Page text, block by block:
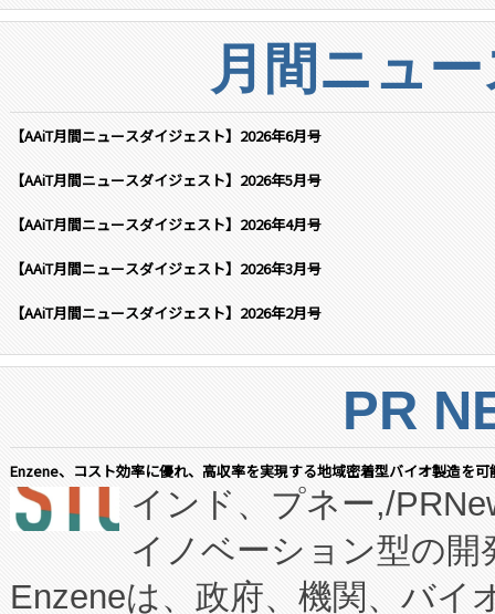
月間ニュ
【AAiT月間ニュースダイジェスト】2026年6月号
【AAiT月間ニュースダイジェスト】2026年5月号
【AAiT月間ニュースダイジェスト】2026年4月号
【AAiT月間ニュースダイジェスト】2026年3月号
【AAiT月間ニュースダイジェスト】2026年2月号
PR
Enzene、コスト効率に優れ、高収率を実現する地域密着型バイオ製造を
インド、プネー,/
イノベーション型の
Enzeneは、政府、機関、バイ